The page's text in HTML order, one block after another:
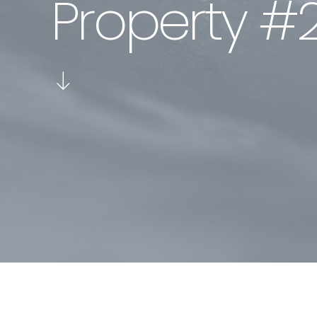
Property #